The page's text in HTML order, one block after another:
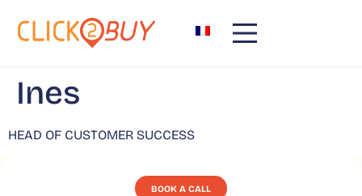
Ines
HEAD OF CUSTOMER SUCCESS
BOOK A CALL